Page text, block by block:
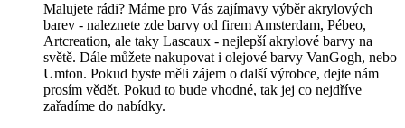
Malujete rádi? Máme pro Vás zajímavy výběr akrylových
barev - naleznete zde barvy od firem Amsterdam, Pébeo,
Artcreation, ale taky Lascaux - nejlepší akrylové barvy na
světě. Dále můžete nakupovat i olejové barvy VanGogh, nebo
Umton. Pokud byste měli zájem o další výrobce, dejte nám
prosím vědět. Pokud to bude vhodné, tak jej co nejdříve
zařadíme do nabídky.